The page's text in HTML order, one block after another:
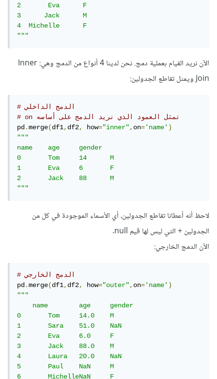
2       Eva      F
3      Jack      M
4  Michelle      F
"""
الآن نريد القيام بعملية دمج. نحن لدينا 4 أنواع من الدمج وهي: Inner
Join ويمثل تقاطع الجدولين:
# الدمج الداخلي
# on تمثل العمود الذي نريد الدمج على أساسه
pd.merge(df1,df2, how="inner",on='name')
"""
name 	age 	gender
0 	Tom 	14 	M
1 	Eva 	6 	F
2 	Jack 	88 	M
"""
لاحظ أنه أعطانا تقاطع الجدولين، أي الأسماء الموجودة في كل من
الجدولين + التي ليس لها قيم null.
الآن الدمج الخارجي:
# الدمج الخارجي
pd.merge(df1,df2, how="outer",on='name')
"""
    name 	age 	gender
0 	Tom 	14.0 	M
1 	Sara 	51.0 	NaN
2 	Eva 	6.0 	F
3 	Jack 	88.0 	M
4 	Laura 	20.0 	NaN
5 	Paul 	NaN 	M
6 	MichelleNaN 	F